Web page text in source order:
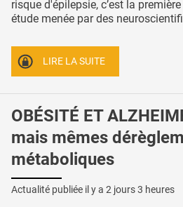
risque d'épilepsie, c’est la
étude menée par des
LIRE LA SUITE
OBÉSITÉ ET
mais mêmes
métaboliques
Actualité publiée il y a 2 jours 3 heures